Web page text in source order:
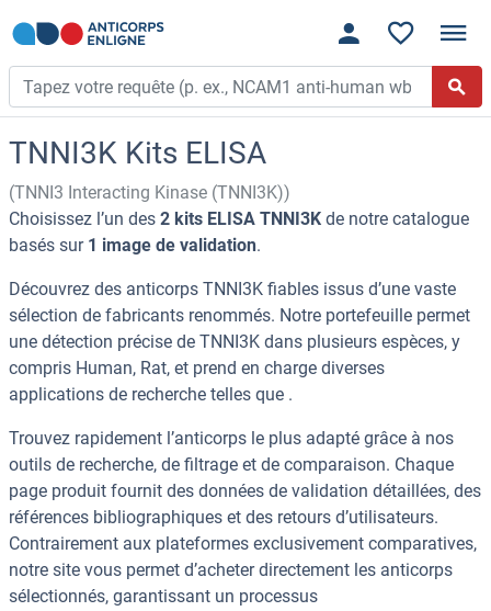
TNNI3K Kits ELISA
(TNNI3 Interacting Kinase (TNNI3K))
Choisissez l’un des 2 kits ELISA TNNI3K de notre catalogue
basés sur 1 image de validation.
Découvrez des anticorps TNNI3K fiables issus d’une vaste
sélection de fabricants renommés. Notre portefeuille permet
une détection précise de TNNI3K dans plusieurs espèces, y
compris Human, Rat, et prend en charge diverses
applications de recherche telles que .
Trouvez rapidement l’anticorps le plus adapté grâce à nos
outils de recherche, de filtrage et de comparaison. Chaque
page produit fournit des données de validation détaillées, des
références bibliographiques et des retours d’utilisateurs.
Contrairement aux plateformes exclusivement comparatives,
notre site vous permet d’acheter directement les anticorps
sélectionnés, garantissant un processus